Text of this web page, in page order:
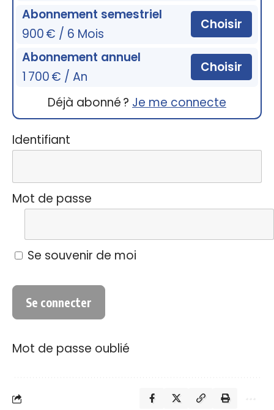
Abonnement semestriel
900 € / 6 Mois
Choisir
Abonnement annuel
1 700 € / An
Choisir
Déjà abonné ? Je me connecte
Identifiant
Mot de passe
Se souvenir de moi
Mot de passe oublié